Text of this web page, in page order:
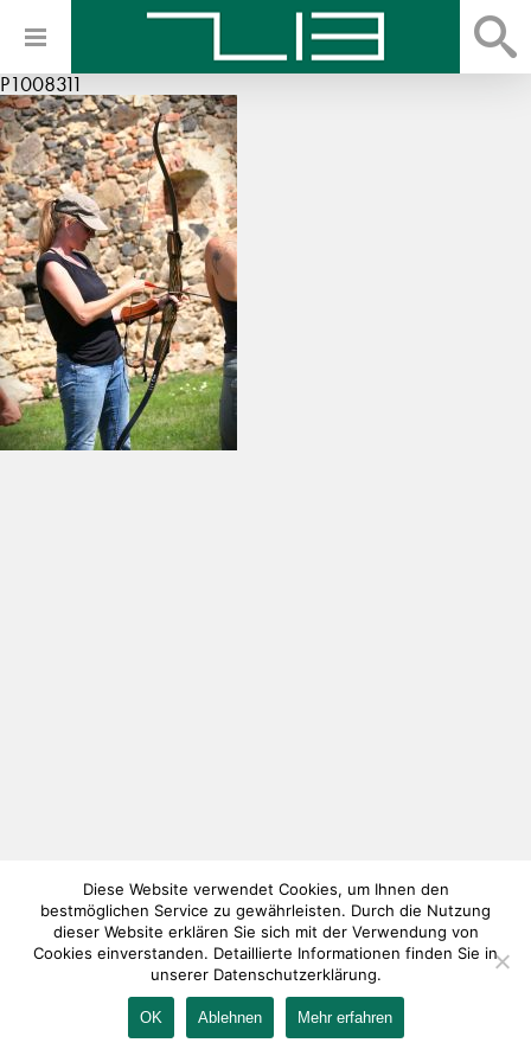
P1008311
IMPRESSUM KONTAKT AGB DATENSCHUTZ
Diese Website verwendet Cookies, um Ihnen den
bestmöglichen Service zu gewährleisten. Durch die Nutzung
dieser Website erklären Sie sich mit der Verwendung von
Cookies einverstanden. Detaillierte Informationen finden Sie in
unserer Datenschutzerklärung.
OK Ablehnen Mehr erfahren